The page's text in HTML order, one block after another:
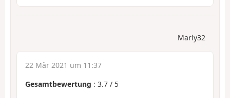
Marly32
22 Mär 2021 um 11:37
Gesamtbewertung : 3.7 / 5